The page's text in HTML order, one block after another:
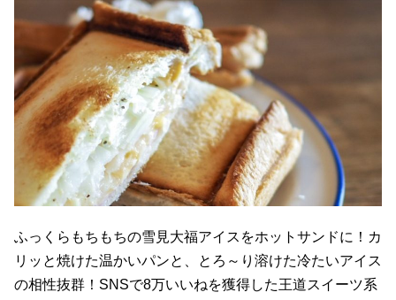
ふっくらもちもちの雪見大福アイスをホットサンドに！カ
リッと焼けた温かいパンと、とろ～り溶けた冷たいアイス
の相性抜群！SNSで8万いいねを獲得した王道スイーツ系